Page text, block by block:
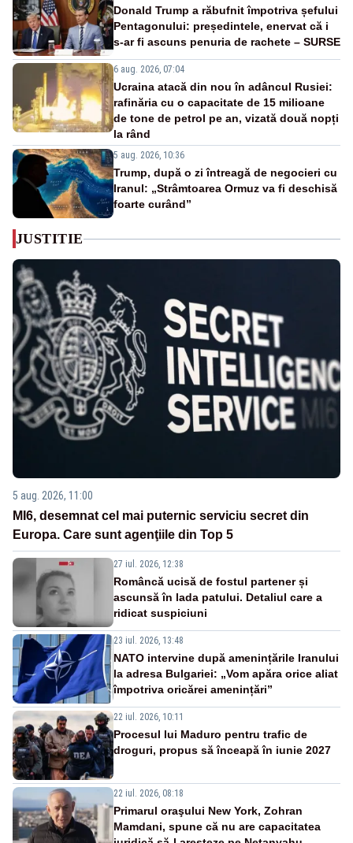
Donald Trump a răbufnit împotriva șefului
Pentagonului: președintele, enervat că i
s-ar fi ascuns penuria de rachete – SURSE
6 aug. 2026, 07:04
Ucraina atacă din nou în adâncul Rusiei:
rafinăria cu o capacitate de 15 milioane
de tone de petrol pe an, vizată două nopți
la rând
5 aug. 2026, 10:36
Trump, după o zi întreagă de negocieri cu
Iranul: „Strâmtoarea Ormuz va fi deschisă
foarte curând”
JUSTITIE
5 aug. 2026, 11:00
MI6, desemnat cel mai puternic serviciu secret din
Europa. Care sunt agenţiile din Top 5
27 iul. 2026, 12:38
Româncă ucisă de fostul partener și
ascunsă în lada patului. Detaliul care a
ridicat suspiciuni
23 iul. 2026, 13:48
NATO intervine după amenințările Iranului
la adresa Bulgariei: „Vom apăra orice aliat
împotriva oricărei amenințări”
22 iul. 2026, 10:11
Procesul lui Maduro pentru trafic de
droguri, propus să înceapă în iunie 2027
22 iul. 2026, 08:18
Primarul oraşului New York, Zohran
Mamdani, spune că nu are capacitatea